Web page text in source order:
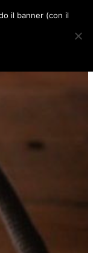
o
g
r
d
il banner (con il